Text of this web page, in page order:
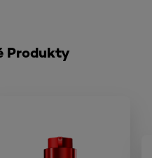
Produkty